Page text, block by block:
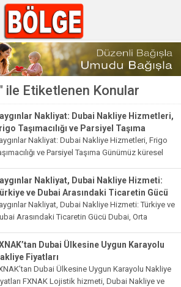
ile Etiketlenen Konular
Nakliyat: Dubai Nakliye Hizmetleri,
Taşımacılığı ve Parsiyel Taşıma
Nakliyat: Dubai Nakliye Hizmetleri, Frigo
ve Parsiyel Taşıma Günümüz küresel
Özellikle uluslararası nakliye, firmaların mal
hizmetlerini dünya genelinde etkili bir...
Nakliyat, Dubai Nakliye Hizmeti:
ve Dubai Arasındaki Ticaretin Gücü
Nakliyat, Dubai Nakliye Hizmeti: Türkiye ve
Arasındaki Ticaretin Gücü Dubai, Orta
biridir. Türkiye’nin de önemli ticaret
biri olan...
Dubai Ülkesine Uygun Karayolu
Fiyatları
Dubai Ülkesine Uygun Karayolu Nakliye
FXNAK Lojistik hizmeti, Dubai Nakliye ve